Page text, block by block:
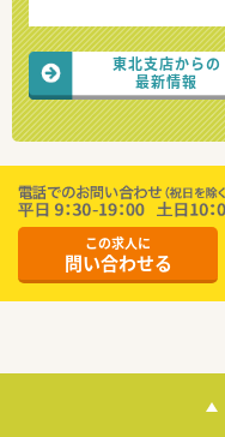
東北支店からの
最新情報
この求人に
問い合わせる